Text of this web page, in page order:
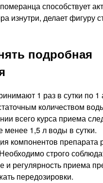
способствует
изнутри, делает фигуру
подробная
1 раз в сутки по 1
количеством
всего курса приема
менее 1,5 л воды в сутки.
компонентов препарата
строго
и регулярность приема
передозировки.